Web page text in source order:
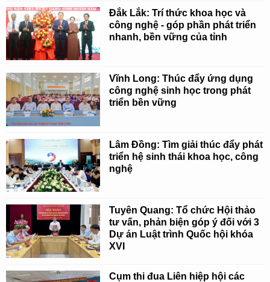
Đắk Lắk: Trí thức khoa học và
công nghệ - góp phần phát triển
nhanh, bền vững của tỉnh
Vĩnh Long: Thúc đẩy ứng dụng
công nghệ sinh học trong phát
triển bền vững
Lâm Đồng: Tìm giải thúc đẩy phát
triển hệ sinh thái khoa học, công
nghệ
Tuyên Quang: Tổ chức Hội thảo
tư vấn, phản biện góp ý đối với 3
Dự án Luật trình Quốc hội khóa
XVI
Cụm thi đua Liên hiệp hội các